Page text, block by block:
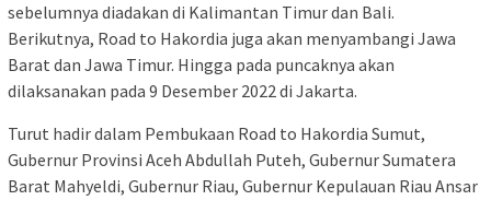
sebelumnya diadakan di Kalimantan Timur dan Bali.
Berikutnya, Road to Hakordia juga akan menyambangi Jawa
Barat dan Jawa Timur. Hingga pada puncaknya akan
dilaksanakan pada 9 Desember 2022 di Jakarta.
Turut hadir dalam Pembukaan Road to Hakordia Sumut,
Gubernur Provinsi Aceh Abdullah Puteh, Gubernur Sumatera
Barat Mahyeldi, Gubernur Riau, Gubernur Kepulauan Riau Ansar